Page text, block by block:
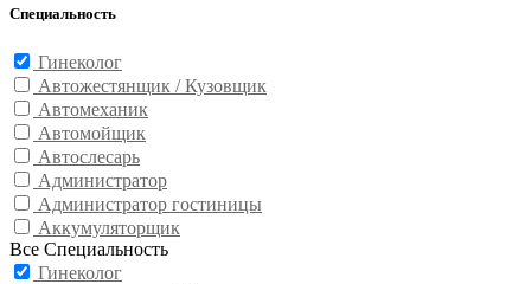
Специальность
Гинеколог
Автожестянщик / Кузовщик
Автомеханик
Автомойщик
Автослесарь
Администратор
Администратор гостиницы
Аккумуляторщик
Все Специальность
Гинеколог